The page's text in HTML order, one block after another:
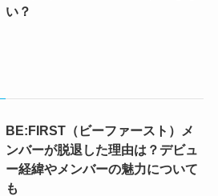
い？
BE:FIRST（ビーファースト）メ
ンバーが脱退した理由は？デビュ
ー経緯やメンバーの魅力について
も